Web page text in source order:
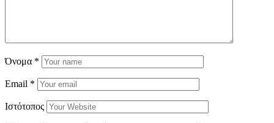
Όνομα *
Email *
Ιστότοπος